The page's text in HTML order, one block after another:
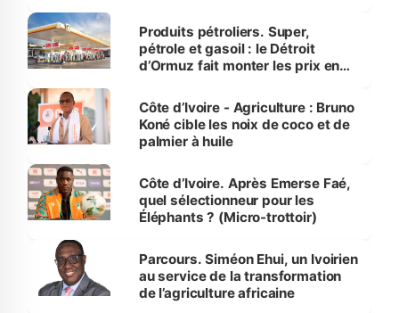
menacées
Produits pétroliers. Super,
pétrole et gasoil : le Détroit
d’Ormuz fait monter les prix en
Côte d’Ivoire - Agriculture : Bruno
Koné cible les noix de coco et de
palmier à huile
Côte d’Ivoire. Après Emerse Faé,
quel sélectionneur pour les
Éléphants ? (Micro-trottoir)
Parcours. Siméon Ehui, un Ivoirien
au service de la transformation
de l’agriculture africaine